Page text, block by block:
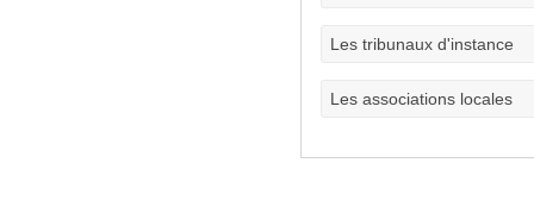
Les tribunaux d'instance
Les associations locales